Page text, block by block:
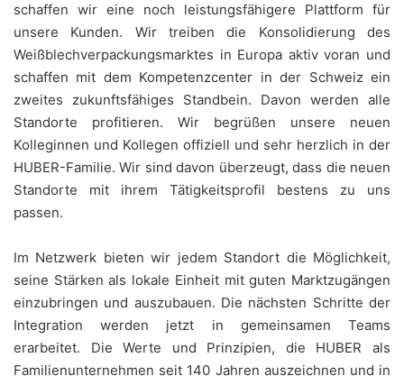
schaffen wir eine noch leistungsfähigere Plattform für
unsere Kunden. Wir treiben die Konsolidierung des
Weißblechverpackungsmarktes in Europa aktiv voran und
schaffen mit dem Kompetenzcenter in der Schweiz ein
zweites zukunftsfähiges Standbein. Davon werden alle
Standorte profitieren. Wir begrüßen unsere neuen
Kolleginnen und Kollegen offiziell und sehr herzlich in der
HUBER-Familie. Wir sind davon überzeugt, dass die neuen
Standorte mit ihrem Tätigkeitsprofil bestens zu uns
passen.
Im Netzwerk bieten wir jedem Standort die Möglichkeit,
seine Stärken als lokale Einheit mit guten Marktzugängen
einzubringen und auszubauen. Die nächsten Schritte der
Integration werden jetzt in gemeinsamen Teams
erarbeitet. Die Werte und Prinzipien, die HUBER als
Familienunternehmen seit 140 Jahren auszeichnen und in